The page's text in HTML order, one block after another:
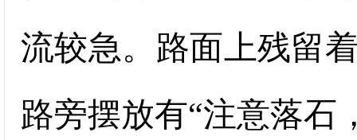
流较急。路面上残留
路旁摆放有“注意落石